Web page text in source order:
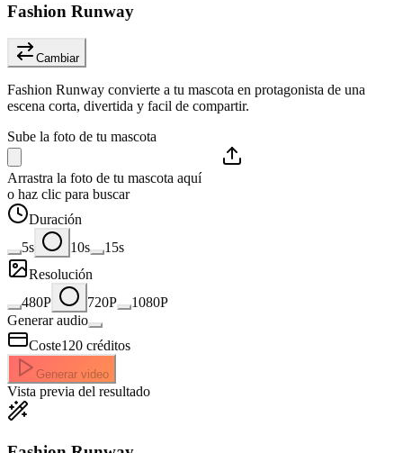
Fashion Runway
Cambiar
Fashion Runway convierte a tu mascota en protagonista de una
escena corta, divertida y facil de compartir.
Sube la foto de tu mascota
Arrastra la foto de tu mascota aquí
o haz clic para buscar
Duración
5s
10s
15s
Resolución
480P
720P
1080P
Generar audio
Coste120 créditos
Generar video
Vista previa del resultado